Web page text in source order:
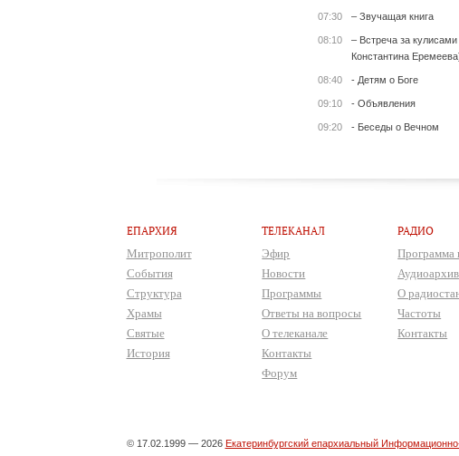
07:30 – Звучащая книга
08:10
– Встреча за
Константина
08:40 - Детям о Боге
09:10 - Объявления
09:20 - Беседы о Вечном
ЕПАРХИЯ
Митрополит
События
Структура
Храмы
Святые
История
ТЕЛЕКАНАЛ
Эфир
Новости
Программы
Ответы на вопросы
О телеканале
Контакты
Форум
РАДИО
Программа
Аудиоархив
О
Частоты
Контакты
© 17.02.1999 — 2026 Екатеринбургский епархиальный